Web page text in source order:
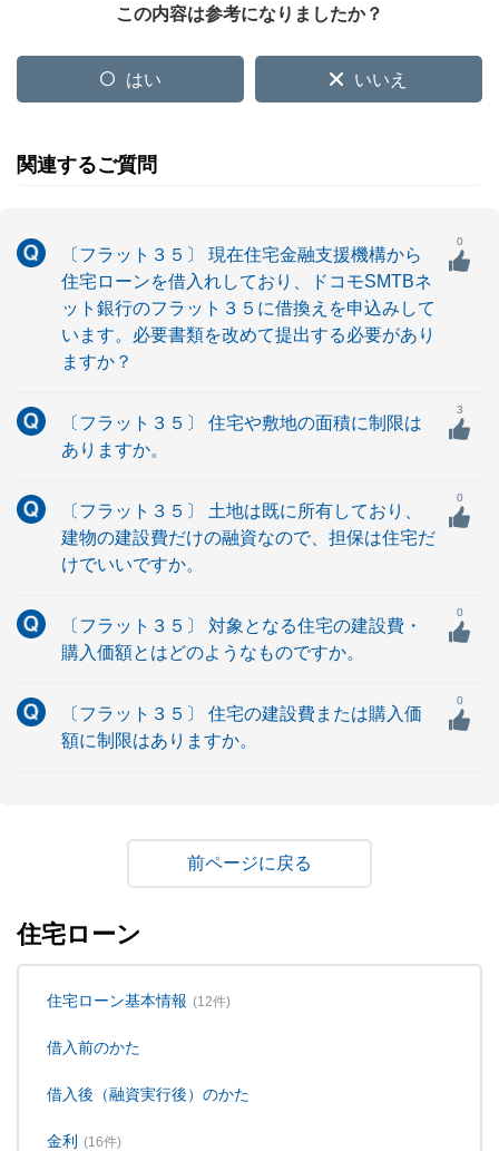
この内容は参考になりましたか？
はい いいえ
関連するご質問
〔フラット３５〕 現在住宅金融支援機構から
住宅ローンを借入れしており、ドコモSMTBネ
ット銀行のフラット３５に借換えを申込みして
います。必要書類を改めて提出する必要があり
ますか？
0
〔フラット３５〕 住宅や敷地の面積に制限は
ありますか。
3
〔フラット３５〕 土地は既に所有しており、
建物の建設費だけの融資なので、担保は住宅だ
けでいいですか。
0
〔フラット３５〕 対象となる住宅の建設費・
購入価額とはどのようなものですか。
0
〔フラット３５〕 住宅の建設費または購入価
額に制限はありますか。
0
戻る
住宅ローン
住宅ローン基本情報 (12件)
借入前のかた
借入後（融資実行後）のかた
金利 (16件)